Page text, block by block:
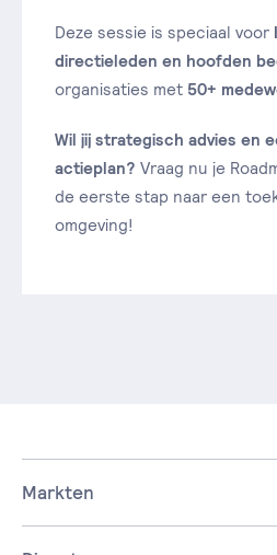
Deze sessie is speciaal voor
directieleden en hoofden
organisaties met 50+
Wil jij strategisch advies en
actieplan? Vraag nu je
de eerste stap naar een
omgeving!
Markten
it voor de zakelijke markt.